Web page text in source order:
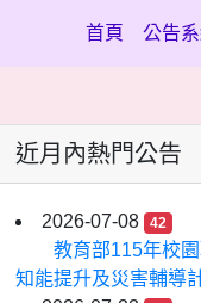
首頁 (current)
公告
近月內熱門公告
2026-07-08 42
教育部115年校
知能提升及災害輔導